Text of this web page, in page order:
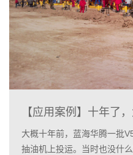
【应用案例】十年了
大概十年前，蓝海华腾一批
抽油机上投运。当时也没什